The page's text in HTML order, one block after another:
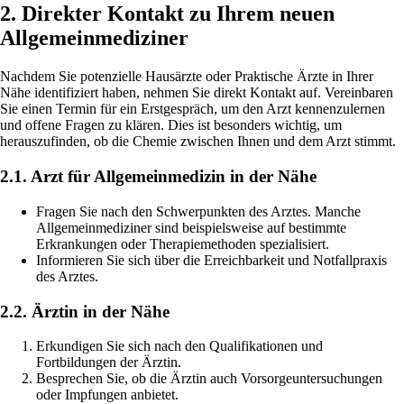
2. Direkter Kontakt zu Ihrem neuen
Allgemeinmediziner
Nachdem Sie potenzielle Hausärzte oder Praktische Ärzte in Ihrer
Nähe identifiziert haben, nehmen Sie direkt Kontakt auf. Vereinbaren
Sie einen Termin für ein Erstgespräch, um den Arzt kennenzulernen
und offene Fragen zu klären. Dies ist besonders wichtig, um
herauszufinden, ob die Chemie zwischen Ihnen und dem Arzt stimmt.
2.1. Arzt für Allgemeinmedizin in der Nähe
Fragen Sie nach den Schwerpunkten des Arztes. Manche
Allgemeinmediziner sind beispielsweise auf bestimmte
Erkrankungen oder Therapiemethoden spezialisiert.
Informieren Sie sich über die Erreichbarkeit und Notfallpraxis
des Arztes.
2.2. Ärztin in der Nähe
Erkundigen Sie sich nach den Qualifikationen und
Fortbildungen der Ärztin.
Besprechen Sie, ob die Ärztin auch Vorsorgeuntersuchungen
oder Impfungen anbietet.